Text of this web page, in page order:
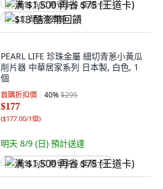
满 $1,500 再省 $75 (王道卡)
$13 酷澎幣回饋
PEARL LIFE 珍珠金屬 細切青蔥小黃瓜
削片器 中華居家系列 日本製, 白色, 1
個
首購折扣價 40%$295
$177
($177.00/1個)
明天 8/9 (日) 預計送達
满 $1,500 再省 $75 (王道卡)